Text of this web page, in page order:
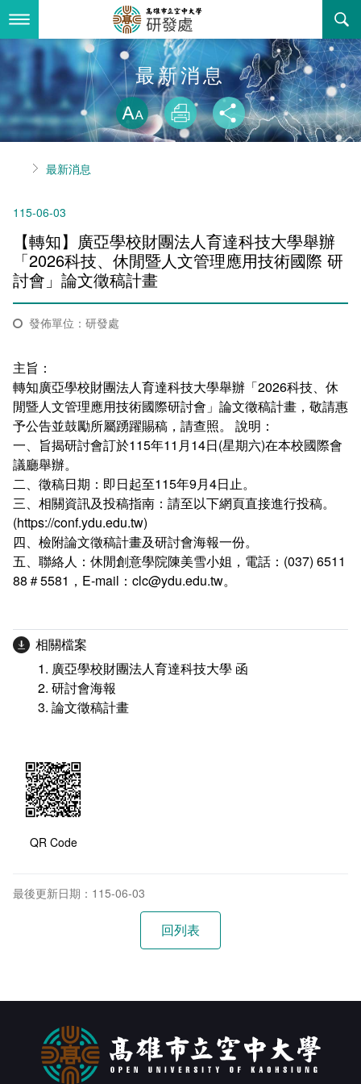
到
要
內最新消息
關於我們
關於研發處
組織職掌
聯絡資訊
諮詢信箱
業務服務
法令規章
城市學學刊
城市學學術研討會論文集
校務評鑑專區
優秀教師專區
教育部教學實踐研究計畫專區
相關連結
書表下載
回空大首頁
最新消息
略過字型切
放大
列印 分享
首頁最新消息
115-06-03
【轉知】廣亞學校財團法人育達科技大學舉辦
「2026科技、休閒暨人文管理應用技術國際 研
討會」論文徵稿計畫
發佈單位：研發處
主旨：
轉知廣亞學校財團法人育達科技大學舉辦「2026科技、休
閒暨人文管理應用技術國際研討會」論文徵稿計畫，敬請惠
予公告並鼓勵所屬踴躍賜稿，請查照。 說明：
一、旨揭研討會訂於115年11月14日(星期六)在本校國際會
議廳舉辦。
二、徵稿日期：即日起至115年9月4日止。
三、相關資訊及投稿指南：請至以下網頁直接進行投稿。
(https://conf.ydu.edu.tw)
四、檢附論文徵稿計畫及研討會海報一份。
五、聯絡人：休閒創意學院陳美雪小姐，電話：(037) 6511
88＃5581，E-mail：clc@ydu.edu.tw。
相關檔案
廣亞學校財團法人育達科技大學 函
研討會海報
論文徵稿計畫
QR Code
最後更新日期：115-06-03